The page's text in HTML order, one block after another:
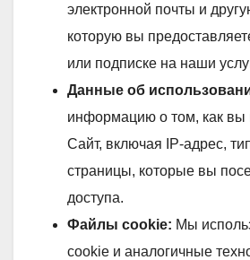
электронной почты и
которую вы
или подписке на наши
Данные об
информацию о том, как вы
Сайт, включая IP-адрес,
страницы, которые вы
доступа.
Файлы cookie: Мы
cookie и аналогичные